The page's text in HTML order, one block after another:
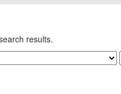
results.